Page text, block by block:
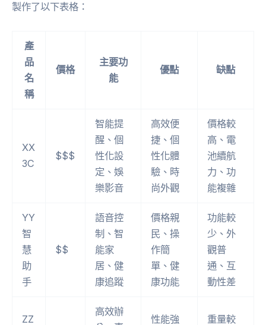
製作了以下表格：
產
品
名
稱
價格
主要功
能
優點 缺點
XX
3C
$$$
智能提
醒、個
性化設
定、娛
樂影音
高效便
捷、個
性化體
驗、時
尚外觀
價格較
高、電
池續航
力、功
能複雜
YY
智
慧
助
手
$$
語音控
制、智
能家
居、健
康追蹤
價格親
民、操
作簡
單、健
康功能
功能較
少、外
觀普
通、互
動性差
ZZ
高效辦
性能強 重量較